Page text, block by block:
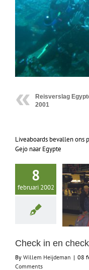
Reisverslag
2001
Liveaboards bevallen ons
Gejo naar Egypte
8
februari 2002
Check in en
By Willem Heijdeman | 08
Comments